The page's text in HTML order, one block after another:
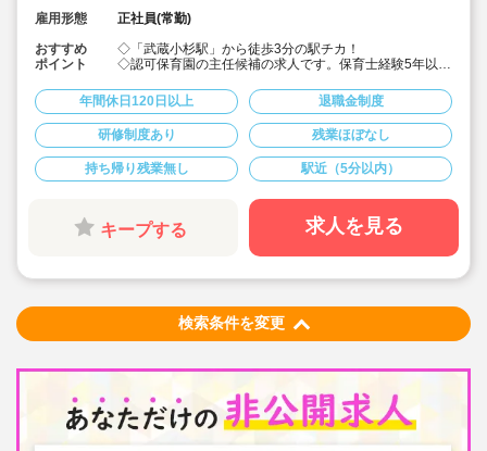
雇用形態
正社員(常勤)
おすすめ
ポイント
◇「武蔵小杉駅」から徒歩3分の駅チカ！
◇認可保育園の主任候補の求人です。保育士経験5年以上
◇月給292,000円〜389,500円★経験を考慮して加算！賞
与3か月・残業は少なめと好条件です！
◇年間休日123日！有給休暇は入社2カ月後に3日、半年
後に13日付与☆役職についてもしっかりお休みが取れる
ので安心して働けます。
◇宿舎借上げ制度あり！初期費用・引っ越し費用補助も
あります♪借り上げ利用されない方には住宅手当て付与！
◇残業ゼロ推進 / 持ち帰り残業禁止 / 有給消化率も94.5%
◇各種手当てや社内割引など福利厚生が充実♪
◇多彩なキャリアアップ研修 / 年間100以上実施 / 万全の
年間休日120日以上 退職金制度
研修制度あり 残業ほぼなし
持ち帰り残業無し 駅近（5分以内）
キープする 求人を見る
検索条件を変更